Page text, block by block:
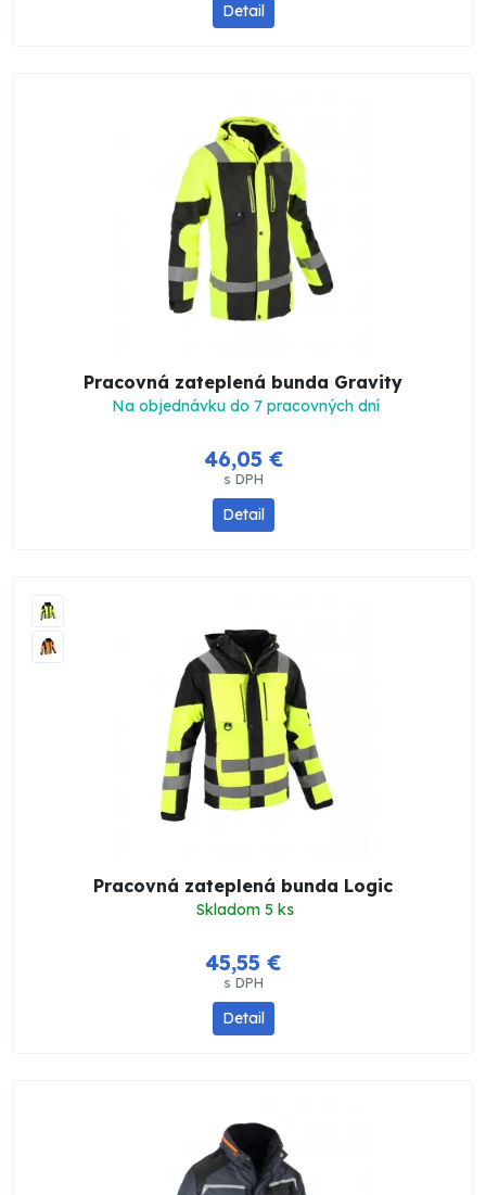
Detail
Pracovná zateplená bunda Gravity
Na objednávku do 7 pracovných dní
46,05 €
s DPH
Detail
Pracovná zateplená bunda Logic
Skladom 5 ks
45,55 €
s DPH
Detail